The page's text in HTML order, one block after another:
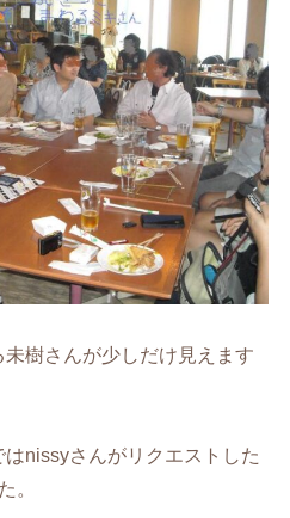
樹さんが少しだけ見えます
nissyさんがリクエストした
。